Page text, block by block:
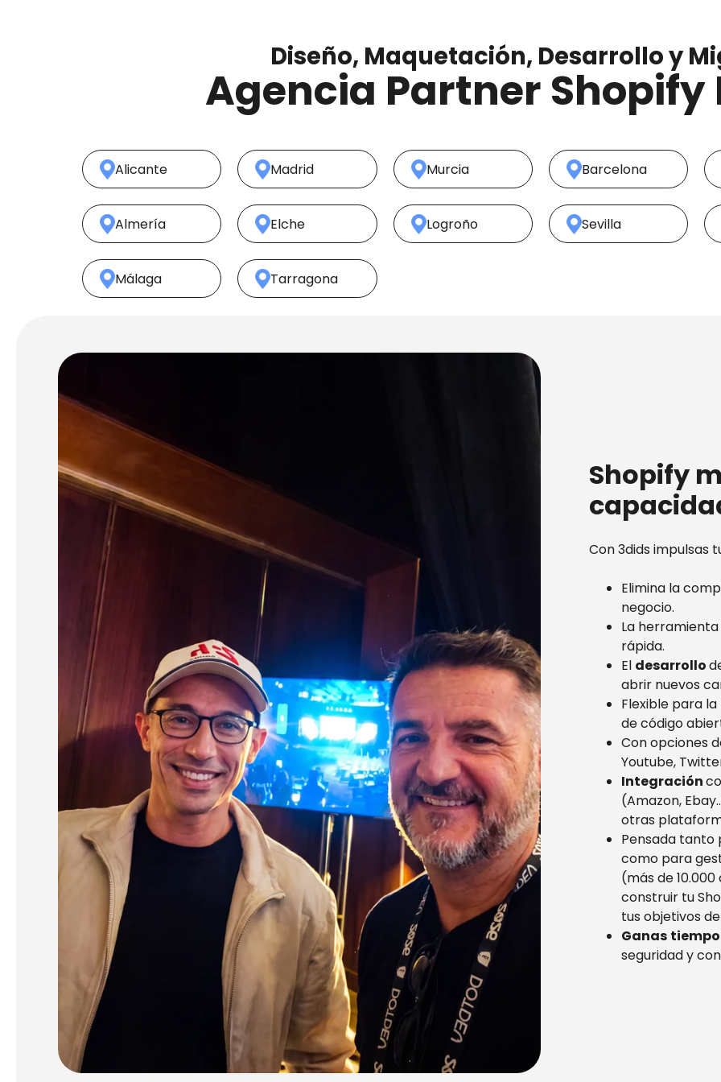
Diseño, Maquetación, Desarrollo y
Agencia Partner Shopify
Alicante Madrid Murcia Barcelona
Almería Elche Logroño Sevilla
Málaga Tarragona
Shopify
Con3dids impulsas
Elimina la
negocio.
La
rápida.
El desarrollo
abrir nuevos
Flexible para la
de código
Con opciones
Youtube,
Integración
(Amazon,
otras
Pensada tanto
como para
(más de
construir tu
tus objetivos
Ganas
seguridad y